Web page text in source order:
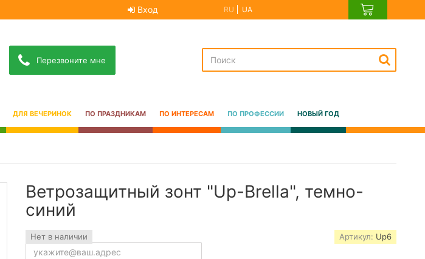
Вход RU UA
Перезвоните мне
ДЛЯ ВЕЧЕРИНОК ПО ПРАЗДНИКАМ ПО ИНТЕРЕСАМ ПО ПРОФЕССИИ НОВЫЙ ГОД
Ветрозащитный зонт "Up-Brella", темно-
синий
Нет в наличии Артикул: Up6